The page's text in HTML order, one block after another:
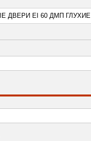
ДВЕРИ EI 60 ДМП ГЛУХИЕ